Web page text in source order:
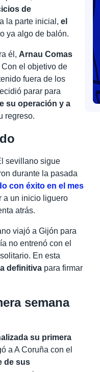
de
la parte inicial,el
ya algo de balón.
él, Arnau Comas
Con el objetivo de
fuera de los
parar para
su operación y a
regreso.
sevillano sigue
durante la pasada
con éxito en el mes
a un inicio liguero
atrás.
viajó a Gijón para
no entrenó con el
En esta
definitiva para firmar
semana
su primera
a A Coruña con el
de sus